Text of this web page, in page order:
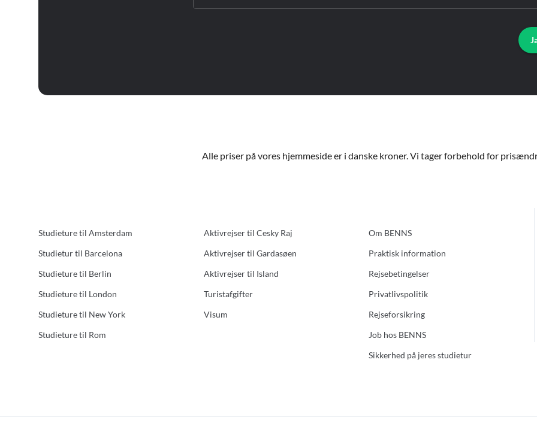
Alle priser på vores hjemmeside er i danske kroner. Vi tager forbehold for
Studieture til Amsterdam
Studietur til Barcelona
Studieture til Berlin
Studieture til London
Studieture til New York
Studieture til Rom
Aktivrejser til Cesky Raj
Aktivrejser til Gardasøen
Aktivrejser til Island
Turistafgifter
Visum
Om BENNS
Praktisk information
Rejsebetingelser
Privatlivspolitik
Rejseforsikring
Job hos BENNS
Sikkerhed på jeres studietur